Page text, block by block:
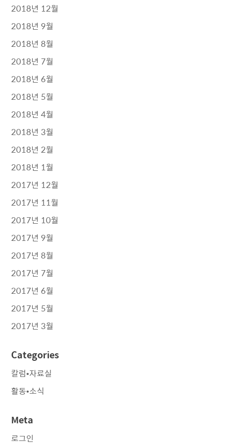
2018년 12월
2018년 9월
2018년 8월
2018년 7월
2018년 6월
2018년 5월
2018년 4월
2018년 3월
2018년 2월
2018년 1월
2017년 12월
2017년 11월
2017년 10월
2017년 9월
2017년 8월
2017년 7월
2017년 6월
2017년 5월
2017년 3월
Categories
칼럼•자료실
활동•소식
Meta
로그인